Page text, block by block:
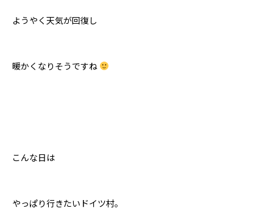
ようやく天気が回復し
暖かくなりそうですね
こんな日は
やっぱり行きたいドイツ村。